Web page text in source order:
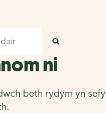
ni
beth rydym yn